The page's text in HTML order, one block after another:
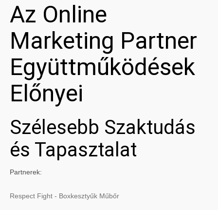
Az Online
Marketing Partner
Együttműködések
Előnyei
Szélesebb Szaktudás
és Tapasztalat
Partnerek:
Respect Fight - Boxkesztyűk Műbőr